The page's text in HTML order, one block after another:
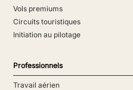
Vols premiums
Circuits touristiques
Initiation au pilotage
Professionnels
Travail aérien